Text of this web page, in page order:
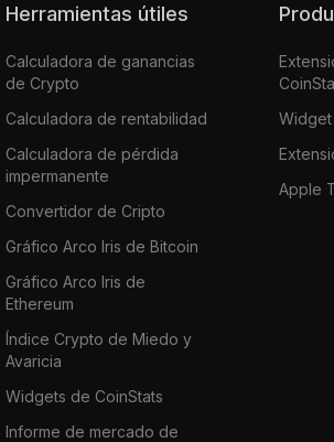
Herramientas útiles
Calculadora de ganancias
de Crypto
Calculadora de rentabilidad
Calculadora de pérdida
impermanente
Convertidor de Cripto
Gráfico Arco Iris de Bitcoin
Gráfico Arco Iris de
Ethereum
Índice Crypto de Miedo y
Avaricia
Widgets de CoinStats
Informe de mercado de
Widget
Apple